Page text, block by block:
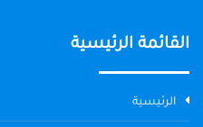
القائمة الرئيسية
الرئيسية